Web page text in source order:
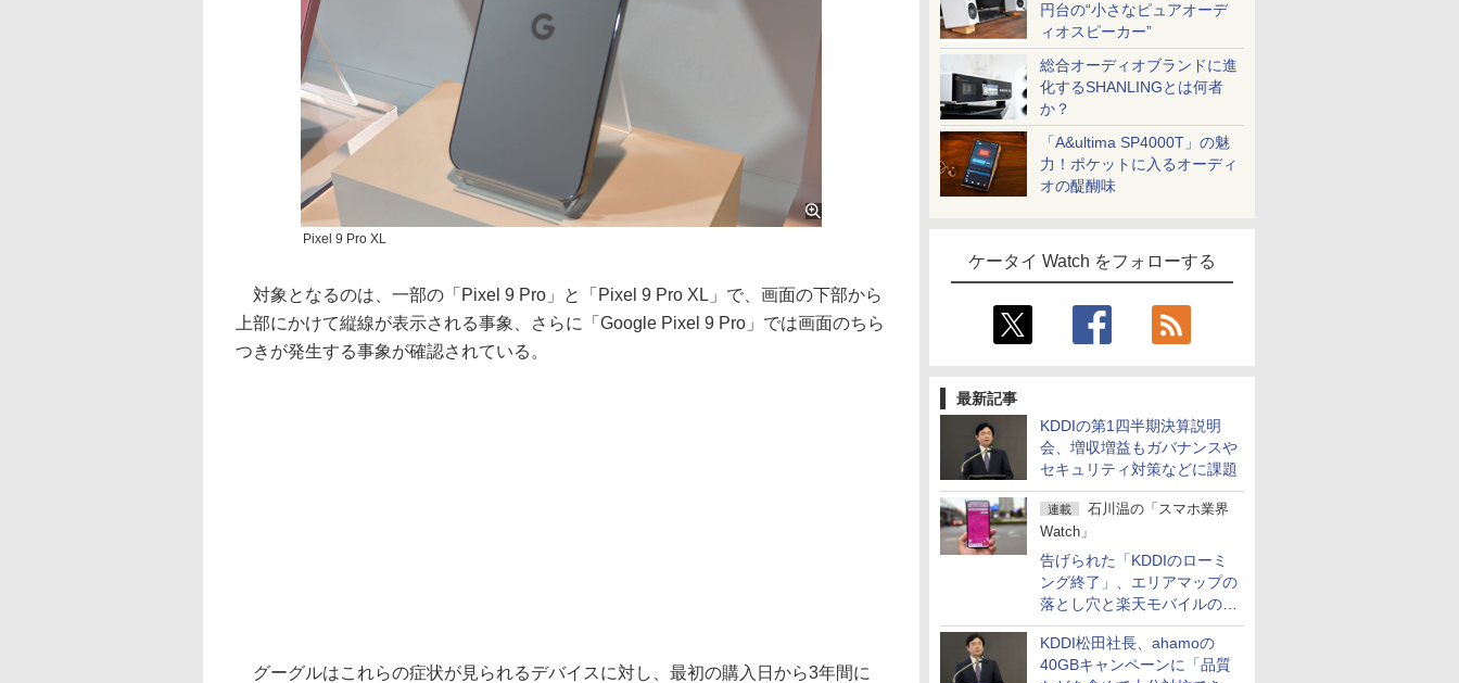
円台の“小さなピュアオーデ
ィオスピーカー”
総合オーディオブランドに進
化するSHANLINGとは何者
か？
「A&ultima SP4000T」の魅
力！ポケットに入るオーディ
オの醍醐味
ケータイ Watch をフォローする
最新記事
KDDIの第1四半期決算説明
会、増収増益もガバナンスや
セキュリティ対策などに課題
連載
石川温の「スマホ業界
Watch」
告げられた「KDDIのローミ
ング終了」、エリアマップの
落とし穴と楽天モバイルの課
題
KDDI松田社長、ahamoの
40GBキャンペーンに「品質
Pixel 9 Pro XL
対象となるのは、一部の「Pixel 9 Pro」と「Pixel 9 Pro XL」で、画面の下部から
上部にかけて縦線が表示される事象、さらに「Google Pixel 9 Pro」では画面のちら
つきが発生する事象が確認されている。
グーグルはこれらの症状が見られるデバイスに対し、最初の購入日から3年間に